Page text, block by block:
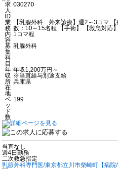
求
人
ID
030270
業
務
内
容
【乳腺外科 外来診療】週2～3コマ
数：10～15名程 【手術】 【救急対応
1コマ程
募
集
科
目
乳腺外科
年
収
年収1,200万円～
※当直給与別途支給
所
在
地
兵庫県
ベ
ッ
ド
数
199
当直なし
週4日勤務
二次救急指定
乳腺外科専門医/東京都立川市柴崎町【病